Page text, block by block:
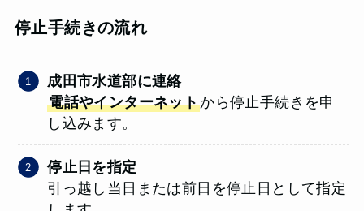
停止手続きの流れ
成田市水道部に連絡
電話やインターネットから停止手続きを申
し込みます。
停止日を指定
引っ越し当日または前日を停止日として指定